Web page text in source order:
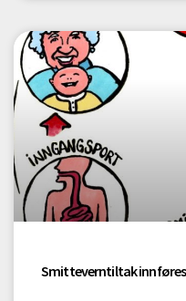
Smitteverntiltak innføres